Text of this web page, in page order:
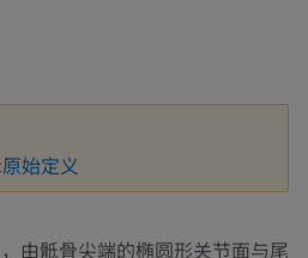
始定义
由骶骨尖端的椭圆形关节面与尾